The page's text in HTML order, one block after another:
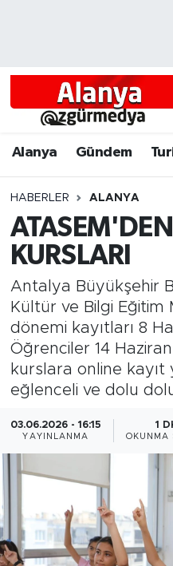
Alanya Gündem
HABERLER ALANYA
KURSLARI
Antalya Büyükşehir
Kültür ve Bilgi Eğitim
dönemi kayıtları 8
Öğrenciler 14
kurslara online
eğlenceli ve dolu
03.06.2026 - 16:15
YAYINLANMA
1
OKUNMA
Alanyum
Bölgesel
Dünya
Eğitim
Ekonomi
Gazipaşa
Güncel
İnşaat-Emlak
Kültür-Sanat
Alanya Hava
Tüm Manşetler
Son Dakika
Haber Arşivi